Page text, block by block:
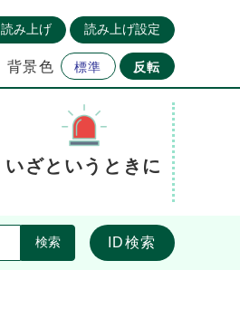
読み上げ 読み上げ設定
背景色 標準 反転
いざというときに
検索 ID検索